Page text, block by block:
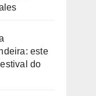
este
do